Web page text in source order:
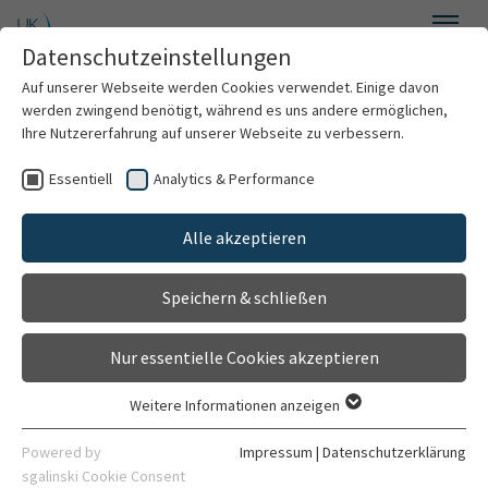
Zum Hauptinhalt springen
Willkommen
Unser Team
Für PatientInnen
Modellvorhaben
Humangenetik
Unser Team
Datenschutzeinstellungen
Auf unserer Webseite werden Cookies verwendet. Einige davon
werden zwingend benötigt, während es uns andere ermöglichen,
Ihre Nutzererfahrung auf unserer Webseite zu verbessern.
Essentiell Analytics & Performance
Alle akzeptieren
Speichern & schließen
Nur essentielle Cookies akzeptieren
Essentielle Cookies werden für grundlegende Funktionen der
Webseite benötigt. Dadurch ist gewährleistet, dass die
Weitere Informationen anzeigen
Powered by
sgalinski Cookie Consent
Impressum | Datenschutzerklärung